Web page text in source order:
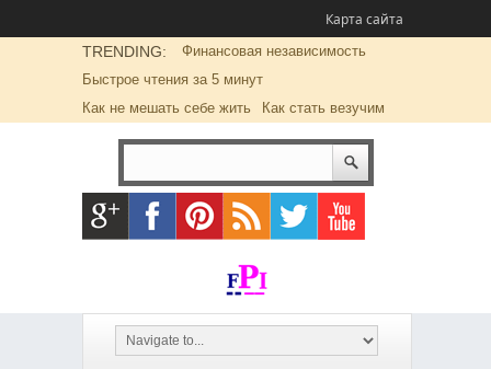
Карта сайта
TRENDING:
Финансовая независимость
Быстрое чтения за 5 минут
Как не мешать себе жить
Как стать везучим